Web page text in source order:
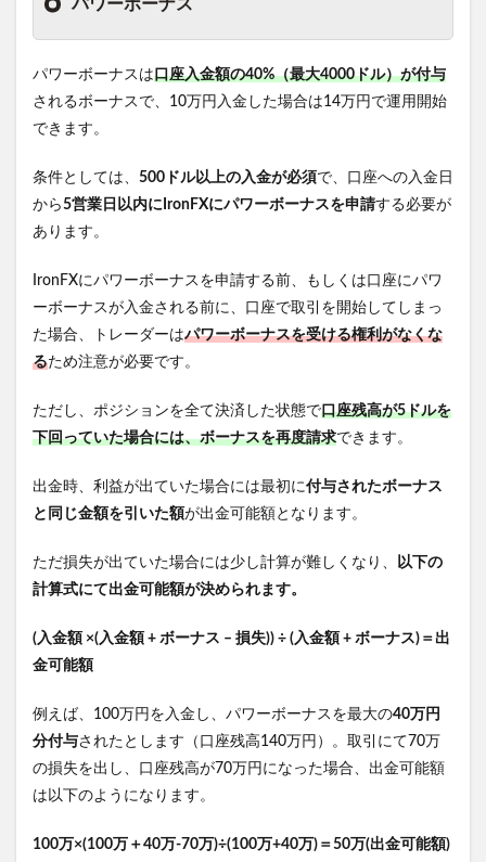
パワーボーナス
パワーボーナスは口座入金額の40%（最大4000ドル）が付与
されるボーナスで、10万円入金した場合は14万円で運用開始
できます。
条件としては、 500ドル以上の入金が必須で、口座への入金日
から5営業日以内にIronFXにパワーボーナスを申請する必要が
あります。
IronFXにパワーボーナスを申請する前、もしくは口座にパワ
ーボーナスが入金される前に、口座で取引を開始してしまっ
た場合、トレーダーはパワーボーナスを受ける権利がなくな
るため注意が必要です。
ただし、ポジションを全て決済した状態で口座残高が5ドルを
下回っていた場合には、ボーナスを再度請求できます。
出金時、利益が出ていた場合には最初に付与されたボーナス
と同じ金額を引いた額が出金可能額となります。
ただ損失が出ていた場合には少し計算が難しくなり、 以下の
計算式にて出金可能額が決められます。
(入金額 ×(入金額 + ボーナス – 損失)) ÷ (入金額 + ボーナス)＝出
金可能額
例えば、100万円を入金し、パワーボーナスを最大の40万円
分付与されたとします（口座残高140万円）。取引にて70万
の損失を出し、口座残高が70万円になった場合、出金可能額
は以下のようになります。
100万×(100万＋40万-70万)÷(100万+40万)＝50万(出金可能額)